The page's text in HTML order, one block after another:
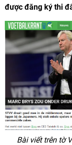
được đăng ký thi
Bài viết trên tờ